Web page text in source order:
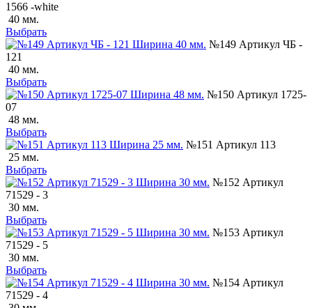
1566 -white
40 мм.
Выбрать
№149 Артикул ЧБ -
121
40 мм.
Выбрать
№150 Артикул 1725-
07
48 мм.
Выбрать
№151 Артикул 113
25 мм.
Выбрать
№152 Артикул
71529 - 3
30 мм.
Выбрать
№153 Артикул
71529 - 5
30 мм.
Выбрать
№154 Артикул
71529 - 4